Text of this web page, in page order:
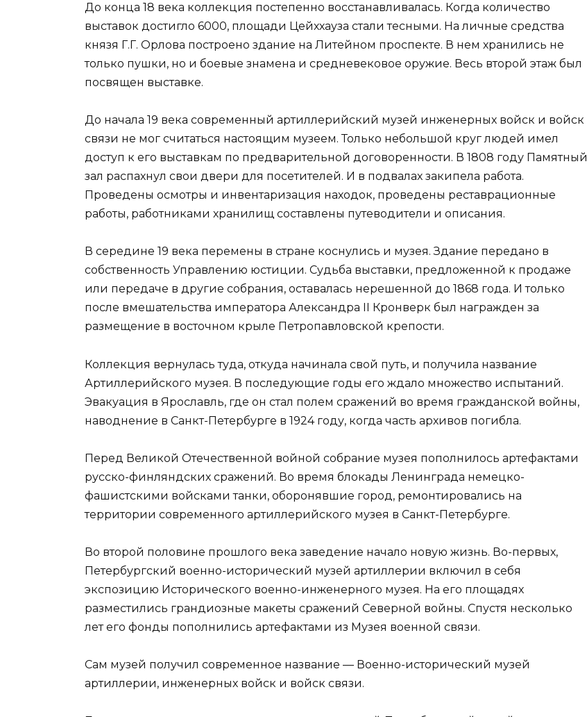
До конца 18 века коллекция постепенно восстанавливалась. Когда количество
выставок достигло 6000, площади Цейххауза стали тесными. На личные средства
князя Г.Г. Орлова построено здание на Литейном проспекте. В нем хранились не
только пушки, но и боевые знамена и средневековое оружие. Весь второй этаж был
посвящен выставке.
До начала 19 века современный артиллерийский музей инженерных войск и войск
связи не мог считаться настоящим музеем. Только небольшой круг людей имел
доступ к его выставкам по предварительной договоренности. В 1808 году Памятный
зал распахнул свои двери для посетителей. И в подвалах закипела работа.
Проведены осмотры и инвентаризация находок, проведены реставрационные
работы, работниками хранилищ составлены путеводители и описания.
В середине 19 века перемены в стране коснулись и музея. Здание передано в
собственность Управлению юстиции. Судьба выставки, предложенной к продаже
или передаче в другие собрания, оставалась нерешенной до 1868 года. И только
после вмешательства императора Александра II Кронверк был награжден за
размещение в восточном крыле Петропавловской крепости.
Коллекция вернулась туда, откуда начинала свой путь, и получила название
Артиллерийского музея. В последующие годы его ждало множество испытаний.
Эвакуация в Ярославль, где он стал полем сражений во время гражданской войны,
наводнение в Санкт-Петербурге в 1924 году, когда часть архивов погибла.
Перед Великой Отечественной войной собрание музея пополнилось артефактами
русско-финляндских сражений. Во время блокады Ленинграда немецко-
фашистскими войсками танки, оборонявшие город, ремонтировались на
территории современного артиллерийского музея в Санкт-Петербурге.
Во второй половине прошлого века заведение начало новую жизнь. Во-первых,
Петербургский военно-исторический музей артиллерии включил в себя
экспозицию Исторического военно-инженерного музея. На его площадях
разместились грандиозные макеты сражений Северной войны. Спустя несколько
лет его фонды пополнились артефактами из Музея военной связи.
Сам музей получил современное название — Военно-исторический музей
артиллерии, инженерных войск и войск связи.